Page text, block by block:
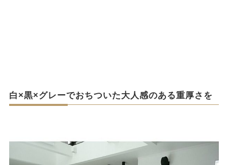
白×黒×グレーでおちついた大人感のある重厚さを